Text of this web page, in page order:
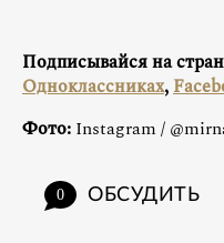
Подписывайся на
Одноклассниках,
Фото: Instagram /
0 ОБСУДИТЬ